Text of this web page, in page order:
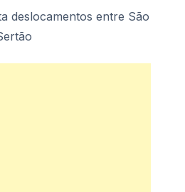
deslocamentos entre São